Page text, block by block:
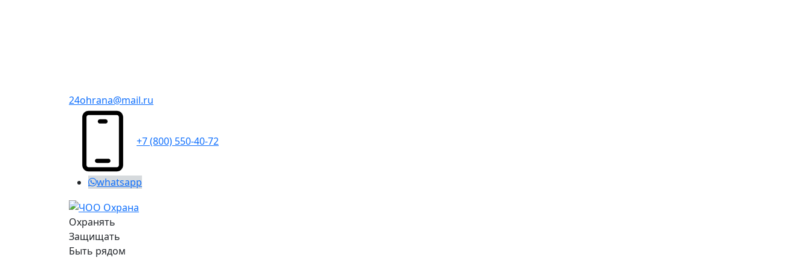
24ohrana@mail.ru
+7 (800) 550-40-72
whatsapp
Охранять
Защищать
Быть рядом